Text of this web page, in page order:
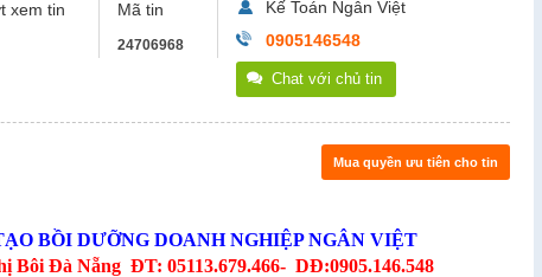
xem tin Mã tin
24706968
Kế Toán Ngân Việt
0905146548
Chat với chủ tin
Mua quyền ưu tiên cho tin
BỒI DƯỠNG DOANH NGHIỆP NGÂN VIỆT
Bôi Đà Nẵng ĐT: 05113.679.466- DĐ:0905.146.548